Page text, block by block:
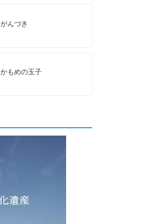
がんづき
かもめの玉子